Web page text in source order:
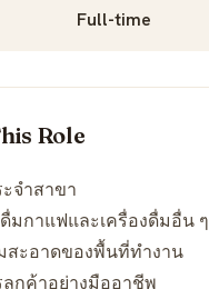
Full-time
Role
จำสาขา
มกาแฟและเครื่องดื่มอื่น ๆ
สะอาดของพื้นที่ทำงาน
ลูกค้าอย่างมืออาชีพ